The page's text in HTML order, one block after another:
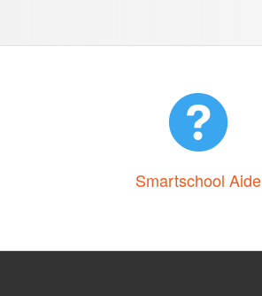
Smartschool Aide